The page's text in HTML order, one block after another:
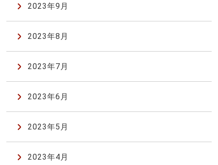
2023年9月
2023年8月
2023年7月
2023年6月
2023年5月
2023年4月